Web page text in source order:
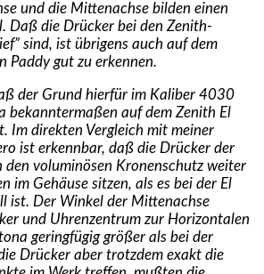
und die Mittenachse bilden einen
Daß die Drücker bei den Zenith-
sind, ist übrigens auch auf dem
Paddy gut zu erkennen.
der Grund hierfür im Kaliber 4030
bekanntermaßen auf dem Zenith El
Im direkten Vergleich mit meiner
ist erkennbar, daß die Drücker der
voluminösen Kronenschutz weiter
im Gehäuse sitzen, als es bei der El
ist. Der Winkel der Mittenachse
und Uhrenzentrum zur Horizontalen
geringfügig größer als bei der
Drücker aber trotzdem exakt die